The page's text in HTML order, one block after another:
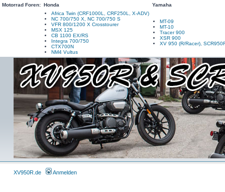
Motorrad Foren: Honda
Yamaha
Africa Twin (CRF1000L, CRF250L, X-ADV)
NC 700/750 X, NC 700/750 S
VFR 800/1200 X Crosstourer
MSX 125
CB 1100 EX/RS
Integra 700/750
CTX700N
NM4 Vultus
MT-09
MT-10
Tracer 900
XSR 900
XV 950 (R/Racer),
XV950R.de Anmelden